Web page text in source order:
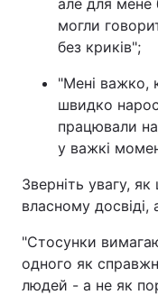
але для
могли
без криків";
"Мені важко,
швидко
працювали
у важкі
Зверніть увагу,
власному досвіді,
"Стосунки
одного як
людей - а не як